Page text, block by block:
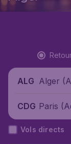
ALG Alger
CDG Paris
le),
Vols directs